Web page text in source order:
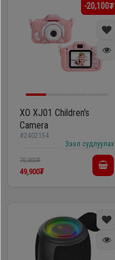
-20,100₮
XO XJ01 Children's
Camera
#2402154
Зээл судлуулах
70,000₮
49,900₮